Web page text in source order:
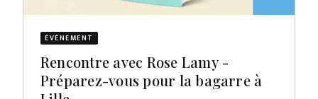
ÉVÈNEMENT
Rencontre avec Rose Lamy -
Préparez-vous pour la bagarre à